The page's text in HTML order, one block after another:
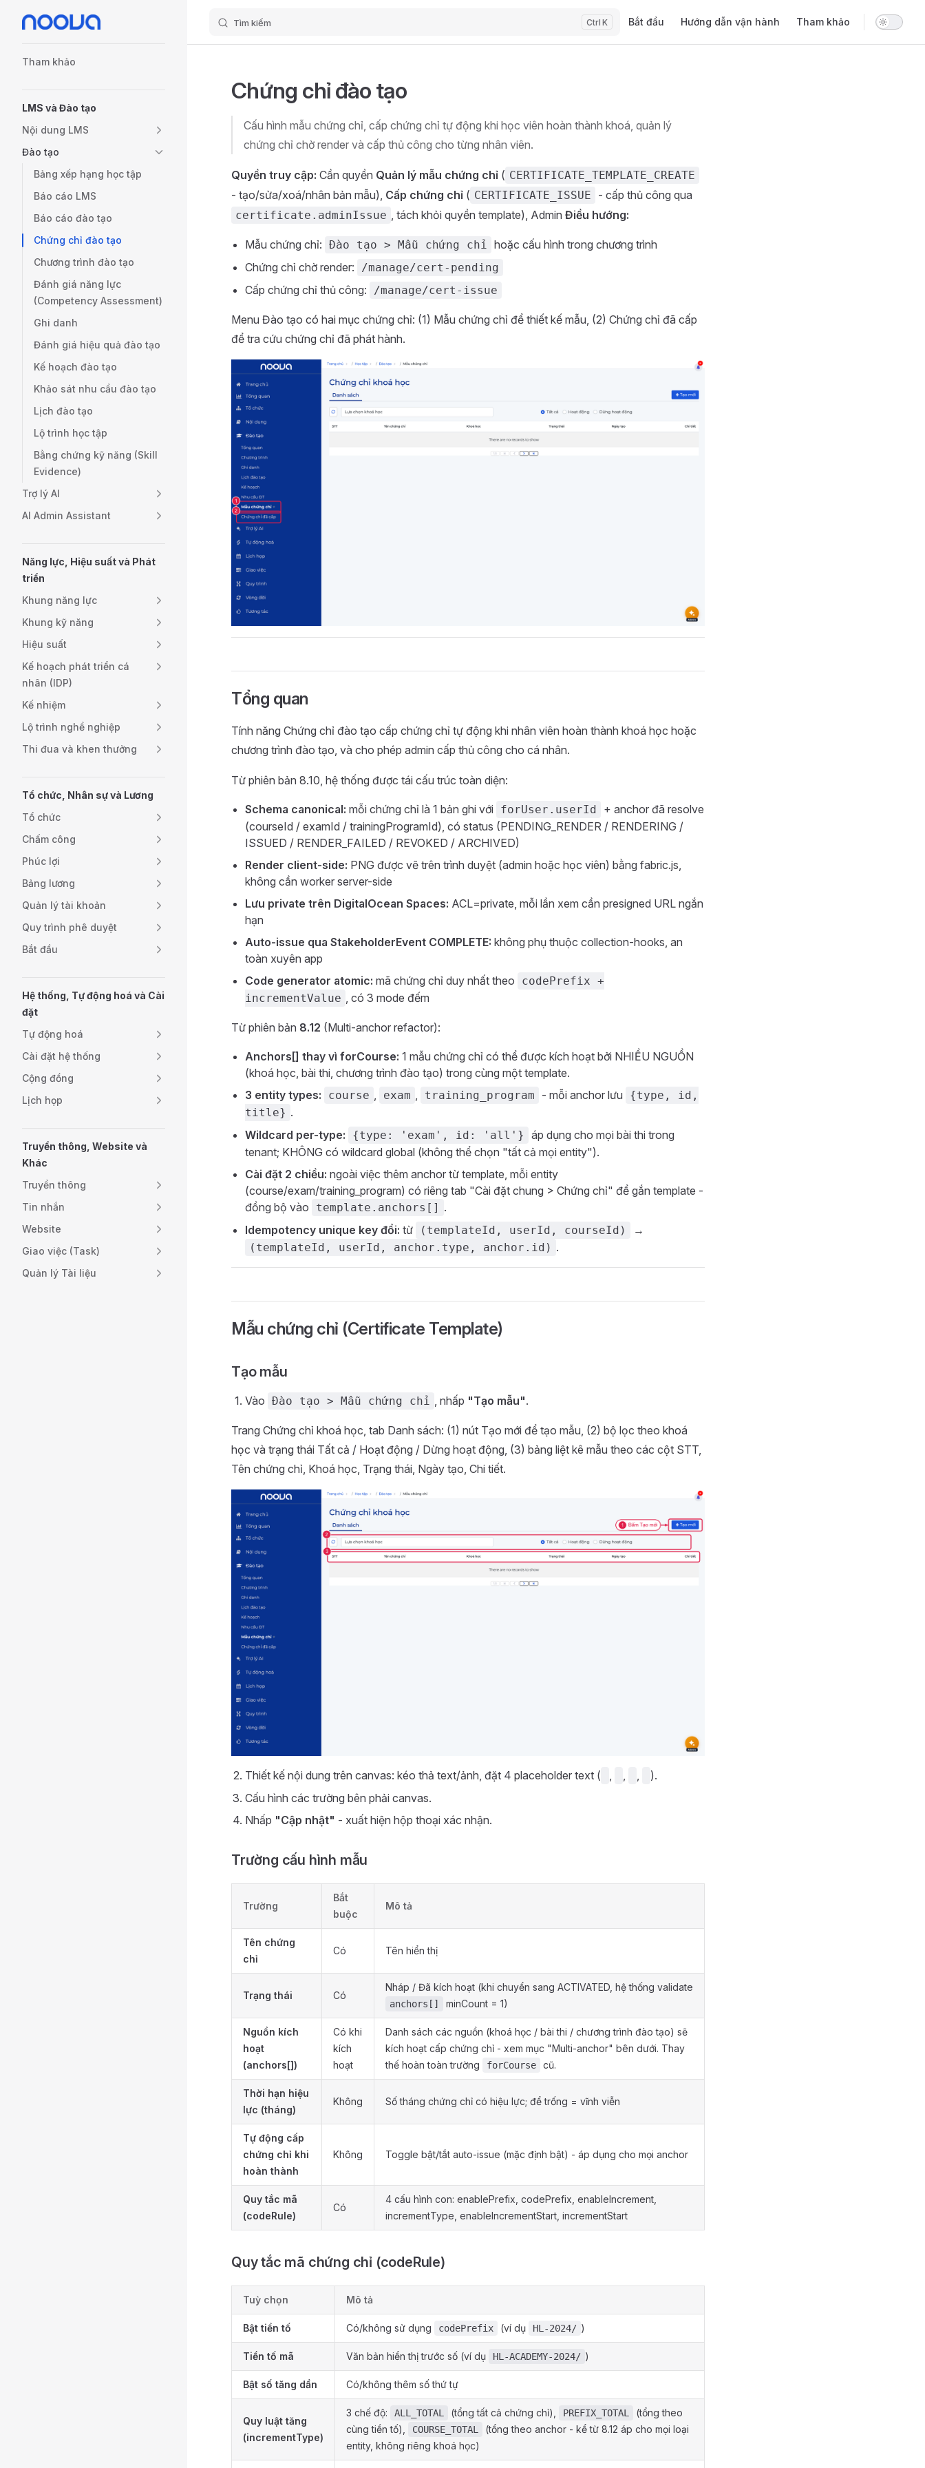
Skip to content Tìm kiếm K Bắt đầu Hướng dẫn vận hành Tham khảo
Tham khảo
LMS và Đào tạo
Nội dung LMS
Đào tạo
Bảng xếp hạng học tập
Báo cáo LMS
Báo cáo đào tạo
Chứng chỉ đào tạo
Chương trình đào tạo
Đánh giá năng lực
(Competency Assessment)
Ghi danh
Đánh giá hiệu quả đào tạo
Kế hoạch đào tạo
Khảo sát nhu cầu đào tạo
Lịch đào tạo
Lộ trình học tập
Bằng chứng kỹ năng (Skill
Evidence)
Trợ lý AI
AI Admin Assistant
Năng lực, Hiệu suất và Phát
triển
Khung năng lực
Khung kỹ năng
Hiệu suất
Kế hoạch phát triển cá
nhân (IDP)
Kế nhiệm
Lộ trình nghề nghiệp
Thi đua và khen thưởng
Tổ chức, Nhân sự và Lương
Tổ chức
Chấm công
Phúc lợi
Bảng lương
Quản lý tài khoản
Quy trình phê duyệt
Bắt đầu
Hệ thống, Tự động hoá và Cài
đặt
Tự động hoá
Cài đặt hệ thống
Cộng đồng
Lịch họp
Truyền thông, Website và
Khác
Truyền thông
Tin nhắn
Website
Giao việc (Task)
Quản lý Tài liệu
Chứng chỉ đào tạo
Cấu hình mẫu chứng chỉ, cấp chứng chỉ tự động khi học viên hoàn thành khoá, quản lý
chứng chỉ chờ render và cấp thủ công cho từng nhân viên.
Quyền truy cập: Cần quyền Quản lý mẫu chứng chỉ ( CERTIFICATE_TEMPLATE_CREATE
- tạo/sửa/xoá/nhân bản mẫu), Cấp chứng chỉ ( CERTIFICATE_ISSUE - cấp thủ công qua
certificate.adminIssue , tách khỏi quyền template), Admin Điều hướng:
Mẫu chứng chỉ: Đào tạo > Mẫu chứng chỉ hoặc cấu hình trong chương trình
Chứng chỉ chờ render:
/manage/cert-pending
Cấp chứng chỉ thủ công: /manage/cert-issue
Menu Đào tạo có hai mục chứng chỉ: (1) Mẫu chứng chỉ để thiết kế mẫu, (2) Chứng chỉ đã cấp
để tra cứu chứng chỉ đã phát hành.
Tổng quan
Tính năng Chứng chỉ đào tạo cấp chứng chỉ tự động khi nhân viên hoàn thành khoá học hoặc
chương trình đào tạo, và cho phép admin cấp thủ công cho cá nhân.
Từ phiên bản 8.10, hệ thống được tái cấu trúc toàn diện:
Schema canonical: mỗi chứng chỉ là 1 bản ghi với forUser.userId
+ anchor đã resolve
(courseId / examId / trainingProgramId), có status (PENDING_RENDER / RENDERING /
ISSUED / RENDER_FAILED / REVOKED / ARCHIVED)
Render client-side: PNG được vẽ trên trình duyệt (admin hoặc học viên) bằng fabric.js,
không cần worker server-side
Lưu private trên DigitalOcean Spaces: ACL=private, mỗi lần xem cần presigned URL ngắn
hạn
Auto-issue qua StakeholderEvent COMPLETE: không phụ thuộc collection-hooks, an
toàn xuyên app
Code generator atomic: mã chứng chỉ duy nhất theo
codePrefix +
incrementValue , có 3 mode đếm
Từ phiên bản 8.12 (Multi-anchor refactor):
Anchors[] thay vì forCourse: 1 mẫu chứng chỉ có thể được kích hoạt bởi NHIỀU NGUỒN
(khoá học, bài thi, chương trình đào tạo) trong cùng một template.
3 entity types:
course , exam , training_program - mỗi anchor lưu
{type, id,
title} .
Wildcard per-type:
{type: 'exam', id: 'all'}
áp dụng cho mọi bài thi trong
tenant; KHÔNG có wildcard global (không thể chọn "tất cả mọi entity").
Cài đặt 2 chiều: ngoài việc thêm anchor từ template, mỗi entity
(course/exam/training_program) có riêng tab "Cài đặt chung > Chứng chỉ" để gắn template -
đồng bộ vào
template.anchors[] .
Idempotency unique key đổi: từ (templateId, userId, courseId) →
(templateId, userId, anchor.type, anchor.id) .
Mẫu chứng chỉ (Certificate Template)
Tạo mẫu
Vào Đào tạo > Mẫu chứng chỉ , nhấp "Tạo mẫu".
Trang Chứng chỉ khoá học, tab Danh sách: (1) nút Tạo mới để tạo mẫu, (2) bộ lọc theo khoá
học và trạng thái Tất cả / Hoạt động / Dừng hoạt động, (3) bảng liệt kê mẫu theo các cột STT,
Tên chứng chỉ, Khoá học, Trạng thái, Ngày tạo, Chi tiết.
Thiết kế nội dung trên canvas: kéo thả text/ảnh, đặt 4 placeholder text ( , , ,
).
Cấu hình các trường bên phải canvas.
Nhấp "Cập nhật" - xuất hiện hộp thoại xác nhận.
Trường cấu hình mẫu
Trường
Bắt
buộc
Mô tả
Tên chứng
chỉ
Có Tên hiển thị
Trạng thái Có
Nháp / Đã kích hoạt (khi chuyển sang ACTIVATED, hệ thống validate
anchors[] minCount = 1)
Nguồn kích
hoạt
(anchors[])
Có khi
kích
hoạt
Danh sách các nguồn (khoá học / bài thi / chương trình đào tạo) sẽ
kích hoạt cấp chứng chỉ - xem mục "Multi-anchor" bên dưới. Thay
thế hoàn toàn trường
forCourse cũ.
Thời hạn hiệu
lực (tháng)
Không Số tháng chứng chỉ có hiệu lực; để trống = vĩnh viễn
Tự động cấp
chứng chỉ khi
hoàn thành
Không Toggle bật/tắt auto-issue (mặc định bật) - áp dụng cho mọi anchor
Quy tắc mã
(codeRule)
Có
4 cấu hình con: enablePrefix, codePrefix, enableIncrement,
incrementType, enableIncrementStart, incrementStart
Quy tắc mã chứng chỉ (codeRule)
Tuỳ chọn Mô tả
Bật tiền tố Có/không sử dụng codePrefix (ví dụ HL-2024/ )
Tiền tố mã Văn bản hiển thị trước số (ví dụ HL-ACADEMY-2024/ )
Bật số tăng dần Có/không thêm số thứ tự
Quy luật tăng
(incrementType)
3 chế độ: ALL_TOTAL (tổng tất cả chứng chỉ), PREFIX_TOTAL
(tổng theo
cùng tiền tố),
COURSE_TOTAL
(tổng theo anchor - kể từ 8.12 áp cho mọi loại
entity, không riêng khoá học)